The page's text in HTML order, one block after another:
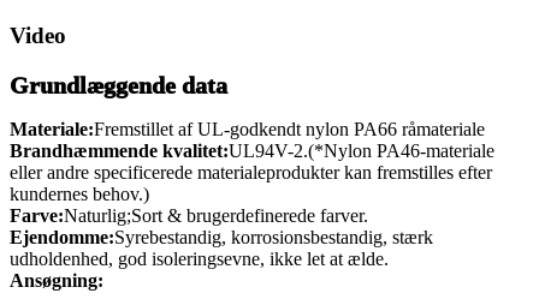
Video
Grundlæggende data
Materiale:Fremstillet af UL-godkendt nylon PA66 råmateriale
Brandhæmmende kvalitet:UL94V-2.(*Nylon PA46-materiale
eller andre specificerede materialeprodukter kan fremstilles efter
kundernes behov.)
Farve:Naturlig;Sort & brugerdefinerede farver.
Ejendomme:Syrebestandig, korrosionsbestandig, stærk
udholdenhed, god isoleringsevne, ikke let at ælde.
Ansøgning: